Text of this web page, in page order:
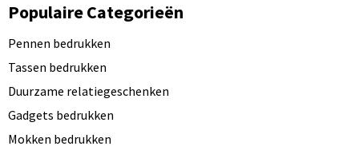
Populaire Categorieën
Pennen bedrukken
Tassen bedrukken
Duurzame relatiegeschenken
Gadgets bedrukken
Mokken bedrukken